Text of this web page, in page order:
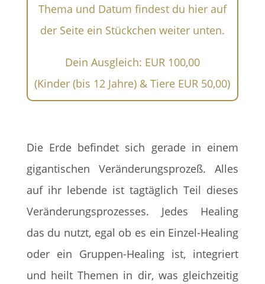
Thema und Datum findest du hier auf
der Seite ein Stückchen weiter unten.
Dein Ausgleich: EUR 100,00
(Kinder (bis 12 Jahre) & Tiere EUR 50,00)
Die Erde befindet sich gerade in einem
gigantischen Veränderungsprozeß. Alles
auf ihr lebende ist tagtäglich Teil dieses
Veränderungsprozesses. Jedes Healing
das du nutzt, egal ob es ein Einzel-Healing
oder ein Gruppen-Healing ist, integriert
und heilt Themen in dir, was gleichzeitig